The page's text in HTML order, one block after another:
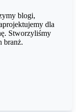
blogi,
dla
Stworzyliśmy
branż.